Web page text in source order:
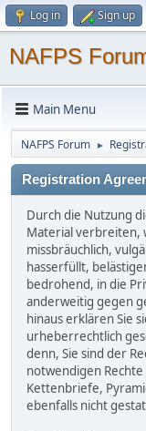
Log in Sign up
NAFPS
Main Menu
NAFPS Forum ►
Registration
Durch die Nutzung
Material verbreiten,
missbräuchlich,
hasserfüllt,
bedrohend, in die
anderweitig gegen
hinaus erklären Sie
urheberrechtlich
denn, Sie sind der
notwendigen
Kettenbriefe,
ebenfalls nicht